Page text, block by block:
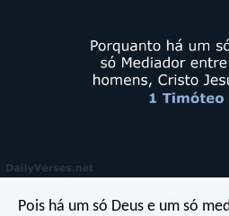
Pois há um só Deus e um só